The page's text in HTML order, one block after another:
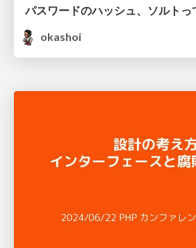
okashoi